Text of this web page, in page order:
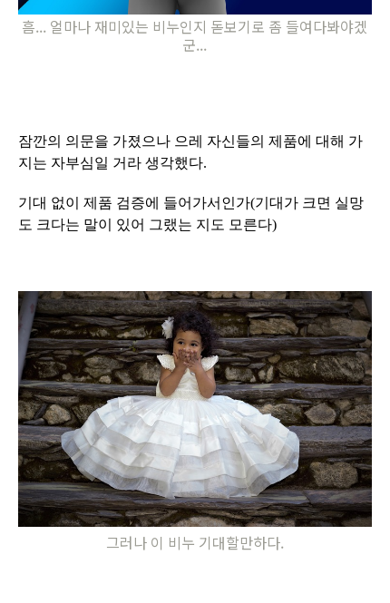
흠... 얼마나 재미있는 비누인지 돋보기로 좀 들여다봐야겠
군...
잠깐의 의문을 가졌으나 으레 자신들의 제품에 대해 가
지는 자부심일 거라 생각했다.
기대 없이 제품 검증에 들어가서인가(기대가 크면 실망
도 크다는 말이 있어 그랬는 지도 모른다)
그러나 이 비누 기대할만하다.